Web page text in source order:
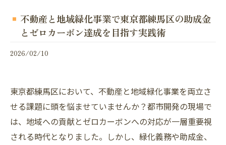
不動産と地域緑化事業で東京都練馬区の助成金
とゼロカーボン達成を目指す実践術
2026/02/10
東京都練馬区において、不動産と地域緑化事業を両立さ
せる課題に頭を悩ませていませんか？都市開発の現場で
は、地域への貢献とゼロカーボンへの対応が一層重要視
される時代となりました。しかし、緑化義務や助成金、